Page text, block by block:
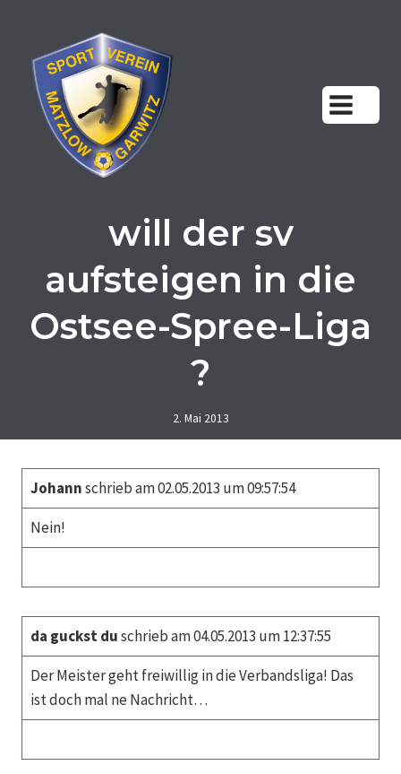
springen
will der sv
aufsteigen in die
Ostsee-Spree-Liga
?
2. Mai 2013
Johannschrieb am 02.05.2013 um 09:57:54
Nein!
da guckst duschrieb am 04.05.2013 um 12:37:55
Der Meister geht freiwillig in die Verbandsliga! Das
ist doch mal ne Nachricht…